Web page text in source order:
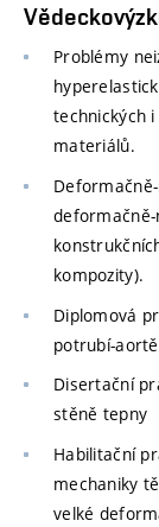
Problémy
technických
materiálů.
kompozity).
Diplomová
potrubí-aortě
Disertační
stěně tepny
Habilitační
mechaniky
velké